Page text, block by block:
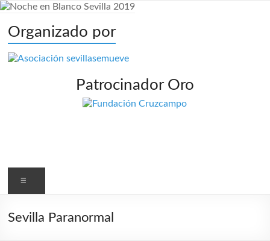
Organizado por
Patrocinador Oro
Sevilla Paranormal